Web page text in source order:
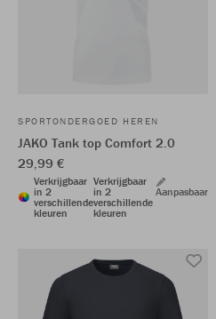
SPORTONDERGOED HEREN
JAKO Tank top Comfort 2.0
29,99 €
Verkrijgbaar
in 2
verschillende
kleuren
Verkrijgbaar
in 2
verschillende
kleuren
Aanpasbaar